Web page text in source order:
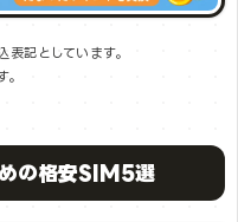
記としています。
の格安SIM5選